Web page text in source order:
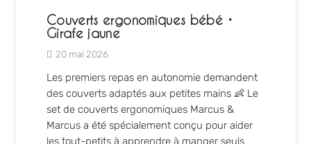
Couverts ergonomiques bébé •
Girafe jaune
20 mai 2026
Les premiers repas en autonomie demandent
des couverts adaptés aux petites mains 👶 Le
set de couverts ergonomiques Marcus &
Marcusa été spécialement conçu pour aider
les tout-petits à apprendre à manger seuls